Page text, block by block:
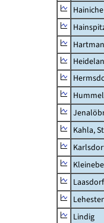
Kahla,
Laasdorf
Lindig